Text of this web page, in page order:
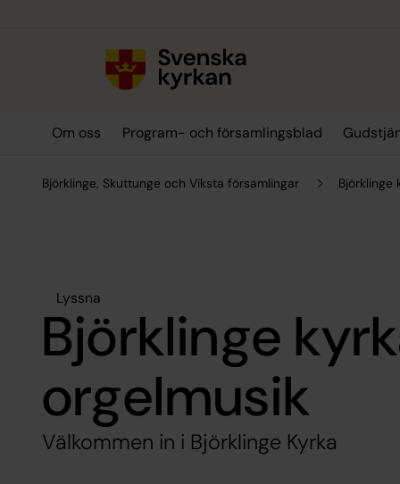
Om oss Program- och församlingsblad
Björklinge, Skuttunge och Viksta församlingar Björklinge
Lyssna
Björklinge
orgelmusik
Välkommen in i Björklinge Kyrka